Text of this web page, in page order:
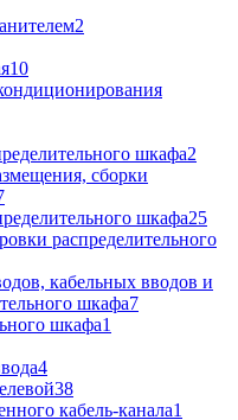
2
10
шкафа2
сборки
шкафа25
распределительного
кабельных вводов и
шкафа7
шкафа1
4
38
кабель-канала1